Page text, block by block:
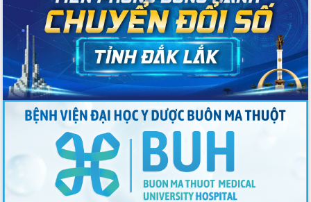
Phó Chủ tịch Thường trực UBND tỉnh
Hồ Thị Nguyên Thảo làm việc tại Trung
tâm Phục vụ hành chính công xã Ea
Phê
Xây dựng nền hành chính số đồng
hành cùng nông dân dân, doanh nghiệp
Giai đoạn 2026-2030, Đắk Lắk phấn
đấu có 77% xã đạt chuẩn nông thôn
Chuyển đổi số 'mở đường' cho nông
nghiệp Đắk Lắk tăng trưởng bứt phá
Triển khai đồng bộ đo đạc, lập hồ sơ
địa chính, hoàn thiện cơ sở dữ liệu đất